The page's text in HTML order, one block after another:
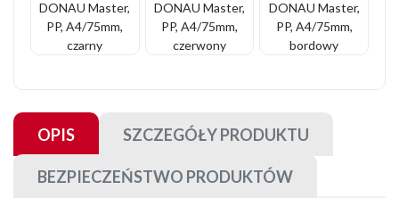
OPIS SZCZEGÓŁY PRODUKTU
BEZPIECZEŃSTWO PRODUKTÓW